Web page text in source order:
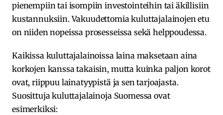
pienempiin tai isompiin investointeihin tai äkillisiin
kustannuksiin. Vakuudettomia kuluttajalainojen etu
on niiden nopeissa prosesseissa sekä helppoudessa.
Kaikissa kuluttajalainoissa laina maksetaan aina
korkojen kanssa takaisin, mutta kuinka paljon korot
ovat, riippuu lainatyypistä ja sen tarjoajasta.
Suosittuja kuluttajalainoja Suomessa ovat
esimerkiksi: